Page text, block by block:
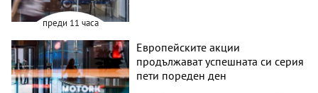
преди 11 часа
Европейските акции
продължават успешната си серия
пети пореден ден